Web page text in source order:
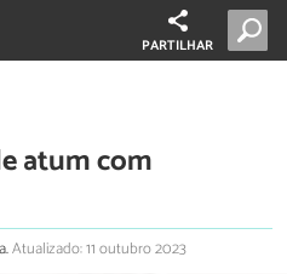
PARTILHAR
atum com
Atualizado: 11 outubro 2023